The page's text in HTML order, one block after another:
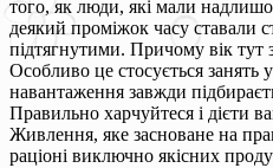
того, як люди, які мали
деякий проміжок часу ставали
підтягнутими. Причому вік тут
Особливо це стосується занять
навантаження завжди
Правильно харчуйтеся і дієти
Живлення, яке засноване на
раціоні виключно якісних